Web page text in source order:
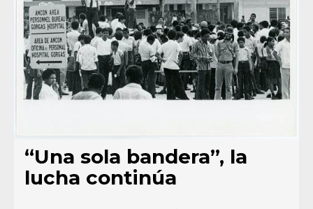
“Una sola bandera”, la
lucha continúa